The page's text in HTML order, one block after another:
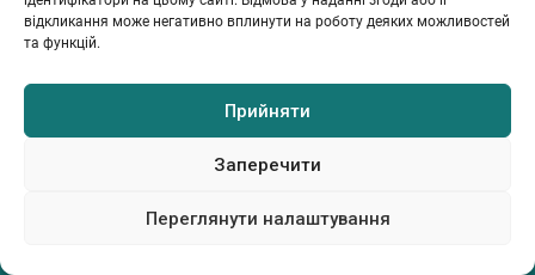
відкликання може негативно вплинути на роботу деяких можливостей
та функцій.
Прийняти
Заперечити
Переглянути налаштування
будинок 23
Каталог
Умови та положення
Політика конфіденційності
info@panterrea.com
© 2026. Всі права захищено